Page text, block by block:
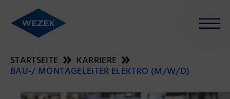
Unternehmen
Leistungen
Karriere
STARTSEITE KARRIERE
BAU-/ MONTAGELEITER ELEKTRO (M/W/D)